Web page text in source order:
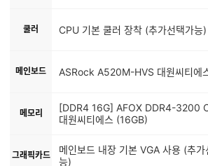
쿨러 CPU 기본 쿨러 장착 (추가선택가능)
메인보드 ASRock A520M-HVS 대원씨티에
메모리
[DDR4 16G] AFOX DDR4-3200
대원씨티에스 (16GB)
그래픽카드
메인보드 내장 기본 VGA 사용 (추가
능)